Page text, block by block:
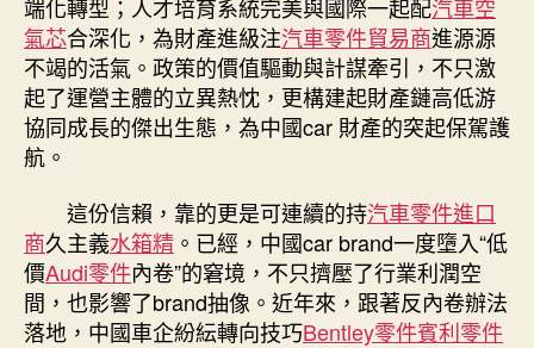
端化轉型；人才培育系統完美與國際一起配汽車空
氣芯合深化，為財產進級注汽車零件貿易商進源源
不竭的活氣。政策的價值驅動與計謀牽引，不只激
起了運營主體的立異熱忱，更構建起財產鏈高低游
協同成長的傑出生態，為中國car 財產的突起保駕護
航。
這份信賴，靠的更是可連續的持汽車零件進口
商久主義水箱精 。已經，中國car brand一度墮入“低
價Audi零件內卷”的窘境，不只擠壓了行業利潤空
間，也影響了brand抽像。近年來，跟著反內卷辦法
落地，中國車企紛紜轉向技巧Bentley零件賓利零件